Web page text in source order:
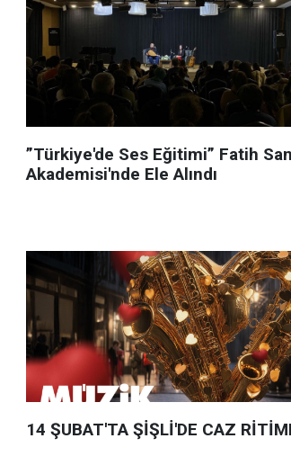
”Türkiye'de Ses Eğitimi” Fatih
Akademisi'nde Ele Alındı
14 ŞUBAT'TA ŞİŞLİ'DE CAZ